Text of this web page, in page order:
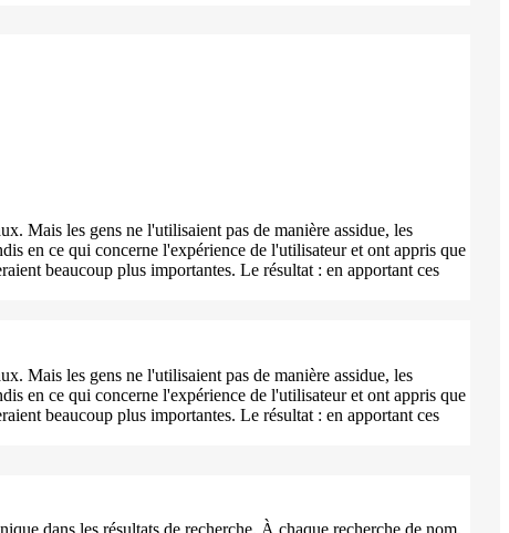
Mais les gens ne l'utilisaient pas de manière assidue, les
en ce qui concerne l'expérience de l'utilisateur et ont appris que
beaucoup plus importantes. Le résultat : en apportant ces
Mais les gens ne l'utilisaient pas de manière assidue, les
en ce qui concerne l'expérience de l'utilisateur et ont appris que
beaucoup plus importantes. Le résultat : en apportant ces